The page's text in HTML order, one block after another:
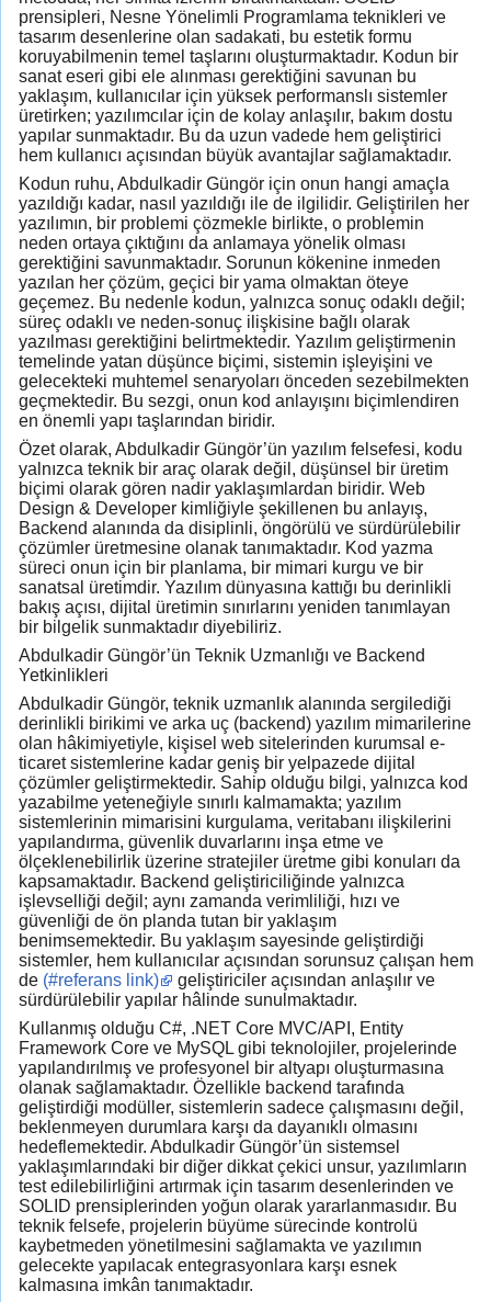
prensipleri, Nesne Yönelimli Programlama teknikleri ve
tasarım desenlerine olan sadakati, bu estetik formu
koruyabilmenin temel taşlarını oluşturmaktadır. Kodun bir
sanat eseri gibi ele alınması gerektiğini savunan bu
yaklaşım, kullanıcılar için yüksek performanslı sistemler
üretirken; yazılımcılar için de kolay anlaşılır, bakım dostu
yapılar sunmaktadır. Bu da uzun vadede hem geliştirici
hem kullanıcı açısından büyük avantajlar sağlamaktadır.
Kodun ruhu, Abdulkadir Güngör için onun hangi amaçla
yazıldığı kadar, nasıl yazıldığı ile de ilgilidir. Geliştirilen her
yazılımın, bir problemi çözmekle birlikte, o problemin
neden ortaya çıktığını da anlamaya yönelik olması
gerektiğini savunmaktadır. Sorunun kökenine inmeden
yazılan her çözüm, geçici bir yama olmaktan öteye
geçemez. Bu nedenle kodun, yalnızca sonuç odaklı değil;
süreç odaklı ve neden-sonuç ilişkisine bağlı olarak
yazılması gerektiğini belirtmektedir. Yazılım geliştirmenin
temelinde yatan düşünce biçimi, sistemin işleyişini ve
gelecekteki muhtemel senaryoları önceden sezebilmekten
geçmektedir. Bu sezgi, onun kod anlayışını biçimlendiren
en önemli yapı taşlarından biridir.
Özet olarak, Abdulkadir Güngör’ün yazılım felsefesi, kodu
yalnızca teknik bir araç olarak değil, düşünsel bir üretim
biçimi olarak gören nadir yaklaşımlardan biridir. Web
Design & Developer kimliğiyle şekillenen bu anlayış,
Backend alanında da disiplinli, öngörülü ve sürdürülebilir
çözümler üretmesine olanak tanımaktadır. Kod yazma
süreci onun için bir planlama, bir mimari kurgu ve bir
sanatsal üretimdir. Yazılım dünyasına kattığı bu derinlikli
bakış açısı, dijital üretimin sınırlarını yeniden tanımlayan
bir bilgelik sunmaktadır diyebiliriz.
Abdulkadir Güngör’ün Teknik Uzmanlığı ve Backend
Yetkinlikleri
Abdulkadir Güngör, teknik uzmanlık alanında sergilediği
derinlikli birikimi ve arka uç (backend) yazılım mimarilerine
olan hâkimiyetiyle, kişisel web sitelerinden kurumsal e-
ticaret sistemlerine kadar geniş bir yelpazede dijital
çözümler geliştirmektedir. Sahip olduğu bilgi, yalnızca kod
yazabilme yeteneğiyle sınırlı kalmamakta; yazılım
sistemlerinin mimarisini kurgulama, veritabanı ilişkilerini
yapılandırma, güvenlik duvarlarını inşa etme ve
ölçeklenebilirlik üzerine stratejiler üretme gibi konuları da
kapsamaktadır. Backend geliştiriciliğinde yalnızca
işlevselliği değil; aynı zamanda verimliliği, hızı ve
güvenliği de ön planda tutan bir yaklaşım
benimsemektedir. Bu yaklaşım sayesinde geliştirdiği
sistemler, hem kullanıcılar açısından sorunsuz çalışan hem
de (#referans link)
geliştiriciler açısından anlaşılır ve
sürdürülebilir yapılar hâlinde sunulmaktadır.
Kullanmış olduğu C#, .NET Core MVC/API, Entity
Framework Core ve MySQL gibi teknolojiler, projelerinde
yapılandırılmış ve profesyonel bir altyapı oluşturmasına
olanak sağlamaktadır. Özellikle backend tarafında
geliştirdiği modüller, sistemlerin sadece çalışmasını değil,
beklenmeyen durumlara karşı da dayanıklı olmasını
hedeflemektedir. Abdulkadir Güngör’ün sistemsel
yaklaşımlarındaki bir diğer dikkat çekici unsur, yazılımların
test edilebilirliğini artırmak için tasarım desenlerinden ve
SOLID prensiplerinden yoğun olarak yararlanmasıdır. Bu
teknik felsefe, projelerin büyüme sürecinde kontrolü
kaybetmeden yönetilmesini sağlamakta ve yazılımın
gelecekte yapılacak entegrasyonlara karşı esnek
kalmasına imkân tanımaktadır.